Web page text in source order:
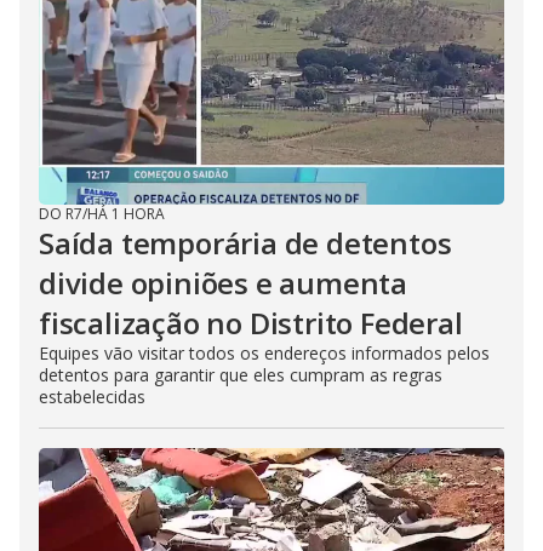
DO R7/HÁ 1 HORA
Saída temporária de detentos
divide opiniões e aumenta
fiscalização no Distrito Federal
Equipes vão visitar todos os endereços informados pelos
detentos para garantir que eles cumpram as regras
estabelecidas